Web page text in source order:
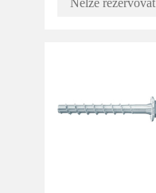
Nelze rezervovat